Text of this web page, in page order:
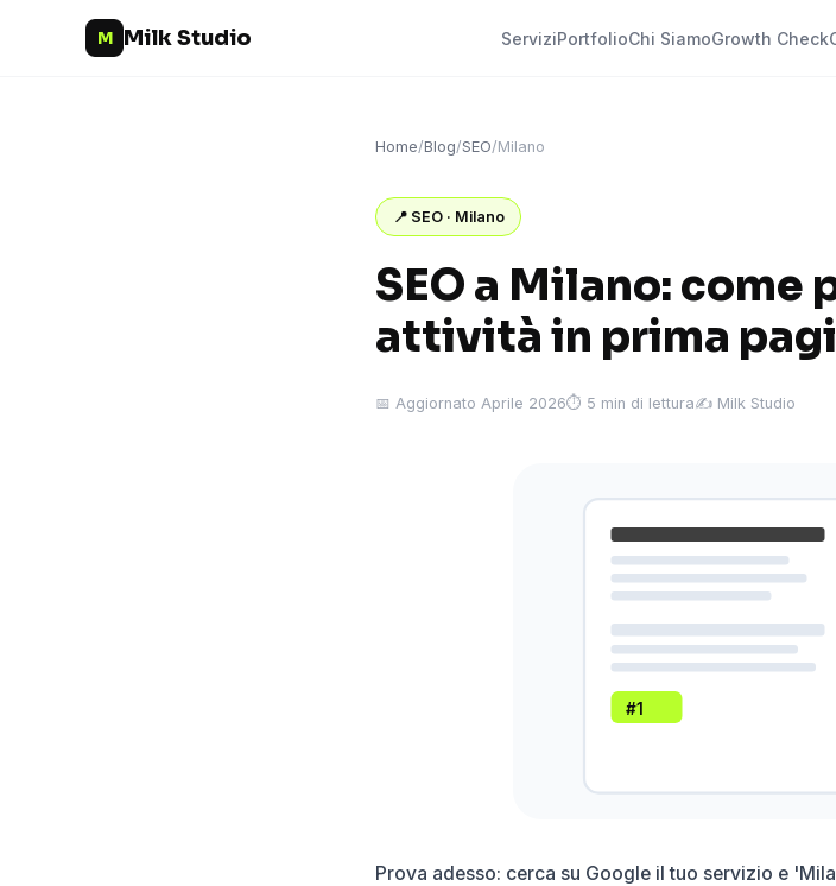
M Milk Studio ServiziPortfolioChi SiamoGrowth Check
Home/Blog/SEO/Milano
📍 SEO · Milano
SEO a Milano: come
attività in prima
📅 Aggiornato Aprile 2026⏱ 5 min di lettura✍️ Milk Studio
#1
Prova adesso: cerca su Google il tuo servizio e